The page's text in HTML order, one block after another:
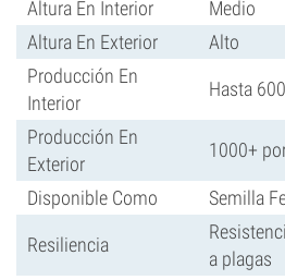
Altura En Interior
Medio
Altura En Exterior
Alto
Producción En
Interior
Hasta
Producción En
Exterior
1000+
Disponible Como Semilla
Resiliencia
a plagas